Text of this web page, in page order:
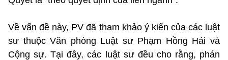
Về vấn đề này, PV đã tham khảo ý kiến của các luật
sư thuộc Văn phòng Luật sư Phạm Hồng Hải và
Cộng sự. Tại đây, các luật sư đều cho rằng, phán